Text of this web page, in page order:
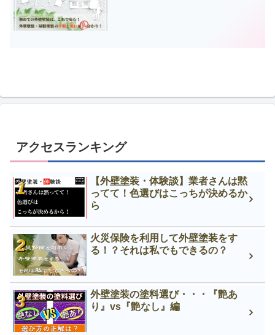
アクセスランキング
【外壁塗装・体験談】業者さんは黙
ってて！色選びはこっちが決めるか
ら
火災保険を利用して外壁塗装をす
る！？それは私でもできるの？
外壁塗装の塗料選び・・・『艶あ
り』vs『艶なし』編